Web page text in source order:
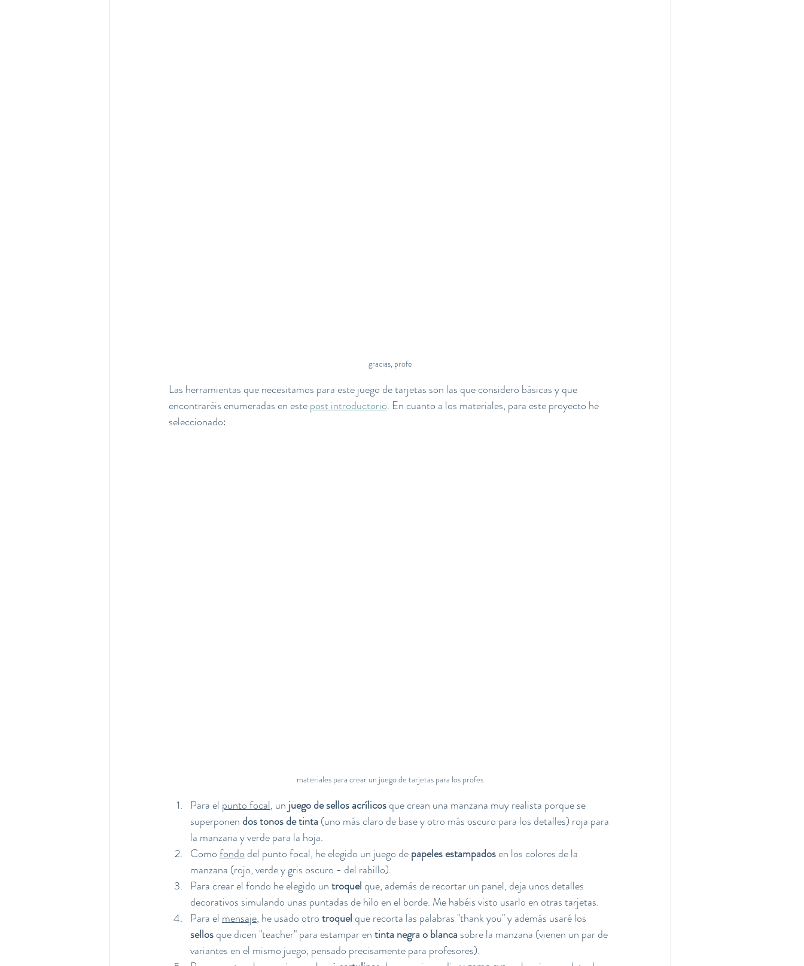
gracias, profe
Las herramientas que necesitamos para este juego de tarjetas son las que considero básicas y que
encontraréis enumeradas en este post introductorio. En cuanto a los materiales, para este proyecto he
seleccionado:
materiales para crear un juego de tarjetas para los profes
Para el punto focal, un juego de sellos acrílicos que crean una manzana muy realista porque se
superponen dos tonos de tinta (uno más claro de base y otro más oscuro para los detalles) roja para
la manzana y verde para la hoja.
Como fondo del punto focal, he elegido un juego de papeles estampados en los colores de la
manzana (rojo, verde y gris oscuro - del rabillo).
Para crear el fondo he elegido un troquel que, además de recortar un panel, deja unos detalles
decorativos simulando unas puntadas de hilo en el borde. Me habéis visto usarlo en otras tarjetas.
Para el mensaje, he usado otro troquel que recorta las palabras "thank you" y además usaré los
sellos que dicen "teacher" para estampar en tinta negra o blanca sobre la manzana (vienen un par de
variantes en el mismo juego, pensado precisamente para profesores).